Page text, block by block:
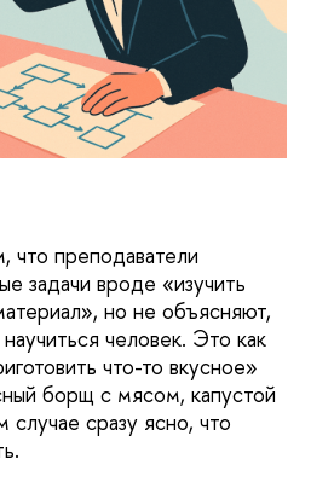
что преподаватели
задачи вроде «изучить
но не объясняют,
человек. Это как
что-то вкусное»
борщ с мясом, капустой
сразу ясно, что